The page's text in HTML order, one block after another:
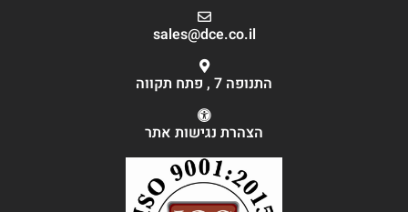
sales@dce.co.il
התנופה 7 , פתח תקווה
הצהרת נגישות אתר